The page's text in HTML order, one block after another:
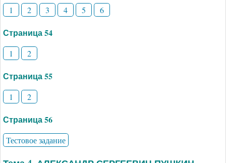
1 2 3 4 5 6
Страница 54
1 2
Страница 55
1 2
Страница 56
Тестовое задание